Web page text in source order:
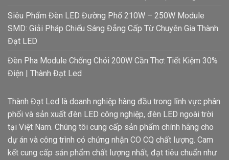
Siêu Phẩm Đèn LED Đường Phố 210W – 250W Module
SMD: Giải Pháp Chiếu Sáng Đẳng Cấp Từ Chuyên Gia Thành
Đạt LED
Đèn Pha Module Chống Chói 200W Cần Thơ: Tiết Kiệm 30%
Điện | Thành Đạt Led
Thành Đạt Led là doanh nghiệp hàng đầu trong lĩnh vực phân
phối và sản xuất đèn LED công nghiệp, đèn LED ngoài trời
tại Việt Nam. Chúng tôi cung cấp sản phẩm chính hãng cho
dự án và công trình có chứng nhận CO CQ chất lượng. Cam
kết cung cấp sản phẩm chất lượng nhất, đạt tiêu chuẩn như